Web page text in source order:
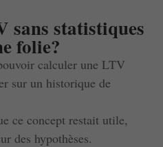
statistiques
folie?
calculer une LTV
sur un historique de
ce concept restait utile,
des hypothèses.